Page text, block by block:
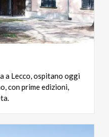
a Lecco, ospitano oggi
con prime edizioni,